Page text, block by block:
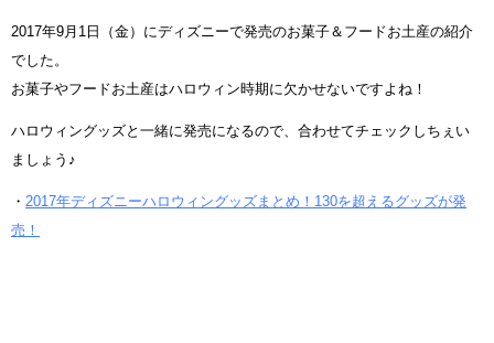
2017年9月1日（金）にディズニーで発売のお菓子＆フードお土産の紹介
でした。
お菓子やフードお土産はハロウィン時期に欠かせないですよね！
ハロウィングッズと一緒に発売になるので、合わせてチェックしちぇい
ましょう♪
・ 2017年ディズニーハロウィングッズまとめ！130を超えるグッズが発
売！